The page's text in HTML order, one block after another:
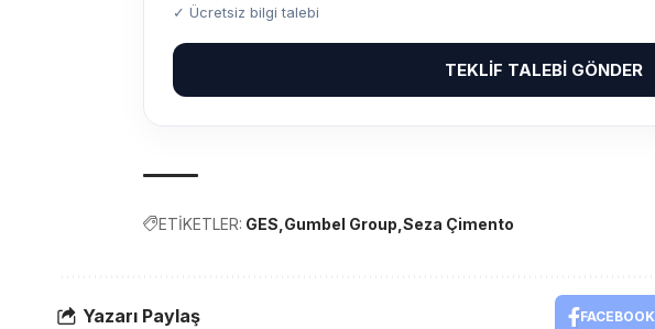
✓ Ücretsiz bilgi talebi
TEKLIF TALEBI GÖNDER
ETİKETLER: GES Gumbel Group Seza Çimento
Yazarı Paylaş FACEBOOK